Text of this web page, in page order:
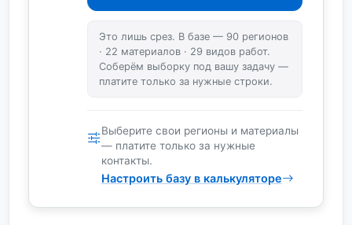
Это лишь срез. В базе — 90 регионов
· 22 материалов · 29 видов работ.
Соберём выборку под вашу задачу —
платите только за нужные строки.
Выберите свои регионы и материалы
— платите только за нужные
контакты.
Настроить базу в калькуляторе